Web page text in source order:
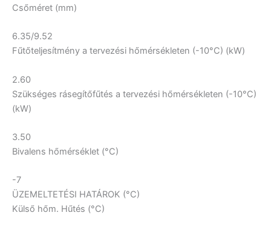
Csőméret (mm)
6.35/9.52
Fűtőteljesítmény a tervezési hőmérsékleten (-10°C) (kW)
2.60
Szükséges rásegítőfűtés a tervezési hőmérsékleten (-10°C)
(kW)
3.50
Bivalens hőmérséklet (°C)
-7
ÜZEMELTETÉSI HATÁROK (°C)
Külső hőm. Hűtés (°C)